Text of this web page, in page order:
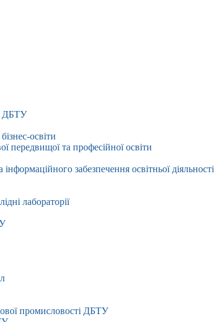
ДБТУ
освіти
передвищої та професійної освіти
інформаційного забезпечення освітньої діяльності
лабораторії
промисловості ДБТУ